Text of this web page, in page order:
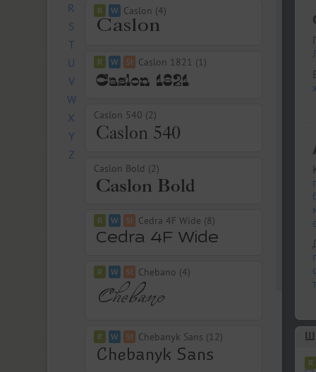
R
S
T
U
V
W
X
Y
Z
Caslon (4)
Caslon 1821 (1)
Caslon 540 (2)
Caslon Bold (2)
Cedra 4F Wide (8)
Chebano (4)
Chebanyk Sans (12)